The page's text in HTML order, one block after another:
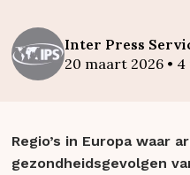
Inter Press
20 maart 2026 • 4
Regio’s in Europa waar
gezondheidsgevolgen